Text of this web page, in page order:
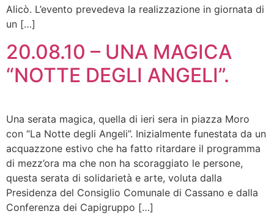
Alicò. L’evento prevedeva la realizzazione in giornata di
un […]
20.08.10 – UNA MAGICA
“NOTTE DEGLI ANGELI”.
Una serata magica, quella di ieri sera in piazza Moro
con “La Notte degli Angeli”. Inizialmente funestata da un
acquazzone estivo che ha fatto ritardare il programma
di mezz’ora ma che non ha scoraggiato le persone,
questa serata di solidarietà e arte, voluta dalla
Presidenza del Consiglio Comunale di Cassano e dalla
Conferenza dei Capigruppo […]